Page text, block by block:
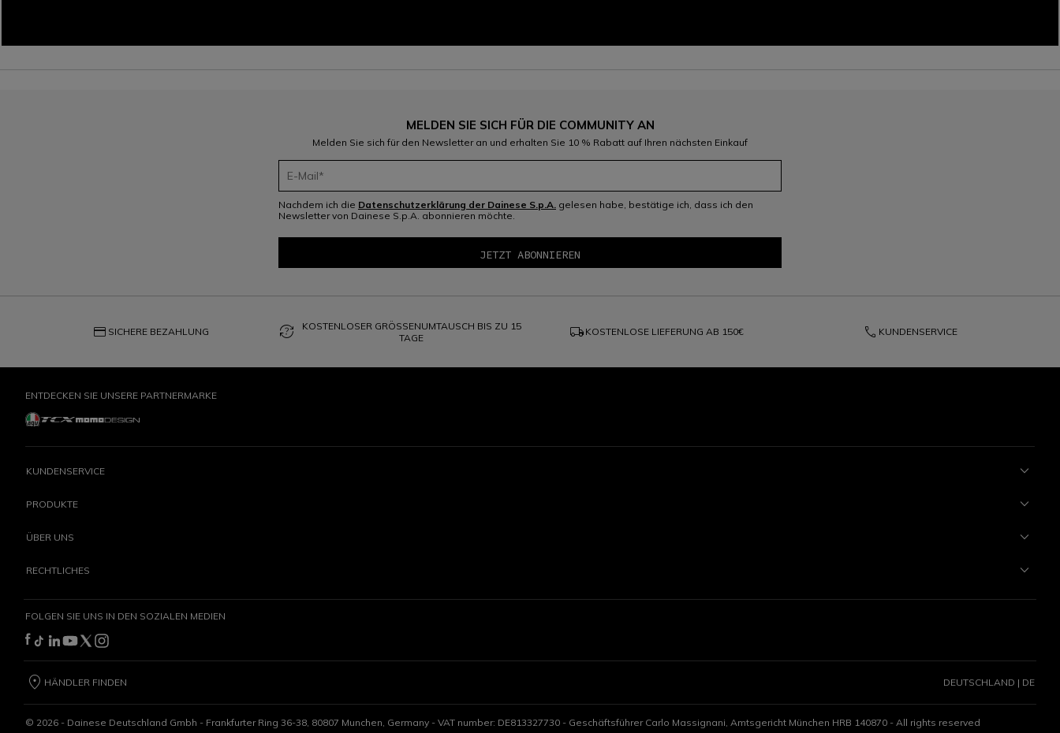
MELDEN SIE SICH FÜR DIE COMMUNITY AN
Melden Sie sich für den Newsletter an und erhalten Sie 10 % Rabatt auf Ihren nächsten Einkauf
Nachdem ich die Datenschutzerklärung der Dainese S.p.A. gelesen habe, bestätige ich, dass ich den
Newsletter von Dainese S.p.A. abonnieren möchte.
credit_card SICHERE BEZAHLUNG question_exchange
KOSTENLOSER GRÖSSENUMTAUSCH BIS ZU 15
TAGE
local_shipping KOSTENLOSE LIEFERUNG AB 150€ phone KUNDENSERVICE
ENTDECKEN SIE UNSERE PARTNERMARKE
KUNDENSERVICE
PRODUKTE
ÜBER UNS
RECHTLICHES
FOLGEN SIE UNS IN DEN SOZIALEN MEDIEN
HÄNDLER FINDEN DEUTSCHLAND | DE
© 2026 - Dainese Deutschland Gmbh - Frankfurter Ring 36-38, 80807 Munchen, Germany - VAT number: DE813327730 - Geschäftsführer Carlo Massignani, Amtsgericht München HRB 140870 - All rights reserved